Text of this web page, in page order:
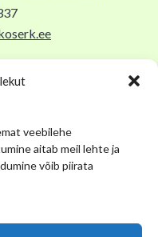
veebilehe
aitab meil lehte ja
võib piirata
11-19, Lõuna 12-12.30,
ja asjaajamiseks.
Muuseum